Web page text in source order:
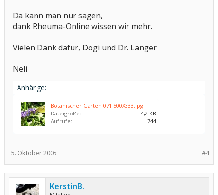
Da kann man nur sagen,
dank Rheuma-Online wissen wir mehr.
Vielen Dank dafür, Dögi und Dr. Langer
Neli
Anhänge:
Botanischer Garten 071 500X333.jpg
Dateigröße:
4,2 KB
Aufrufe:
744
#4
5. Oktober 2005
KerstinB.